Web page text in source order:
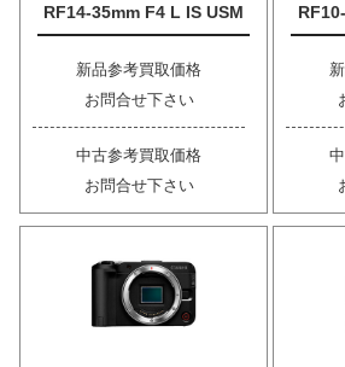
RF14-35mm F4 L IS USM
新品参考買取価格
お問合せ下さい
中古参考買取価格
お問合せ下さい